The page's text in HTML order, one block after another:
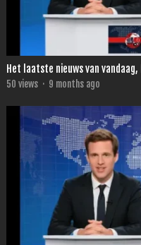
Het laatste nieuws van
50 views · 9 months ago